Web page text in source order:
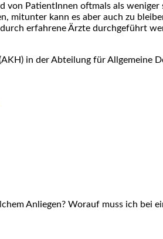
PatientInnen oftmals als
mitunter kann es aber auch zu
erfahrene Ärzte durchgeführt
in der Abteilung für Allgemeine
Anliegen? Worauf muss ich bei